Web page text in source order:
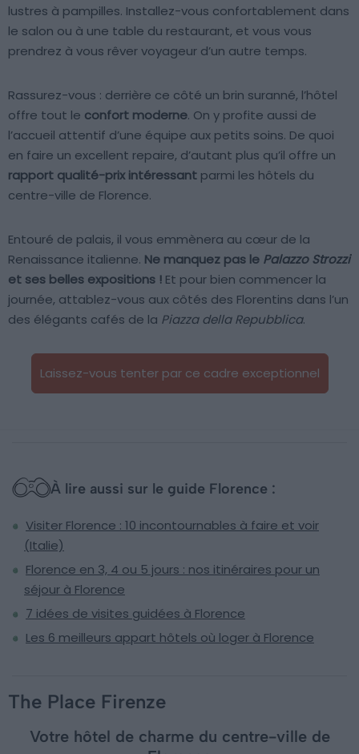
lustres à pampilles. Installez-vous confortablement dans
le salon ou à une table du restaurant, et vous vous
prendrez à vous rêver voyageur d’un autre temps.
Rassurez-vous : derrière ce côté un brin suranné, l’hôtel
offre tout le confort moderne. On y profite aussi de
l’accueil attentif d’une équipe aux petits soins. De quoi
en faire un excellent repaire, d’autant plus qu’il offre un
rapport qualité-prix intéressant parmi les hôtels du
centre-ville de Florence.
Entouré de palais, il vous emmènera au cœur de la
Renaissance italienne. Ne manquez pas le Palazzo Strozzi
et ses belles expositions ! Et pour bien commencer la
journée, attablez-vous aux côtés des Florentins dans l’un
des élégants cafés de la Piazza della Repubblica.
Laissez-vous tenter par ce cadre exceptionnel
À lire aussi sur le guide Florence :
Visiter Florence : 10 incontournables à faire et voir
(Italie)
Florence en 3, 4 ou 5 jours : nos itinéraires pour un
séjour à Florence
7 idées de visites guidées à Florence
Les 6 meilleurs appart hôtels où loger à Florence
The Place Firenze
Votre hôtel de charme du centre-ville de